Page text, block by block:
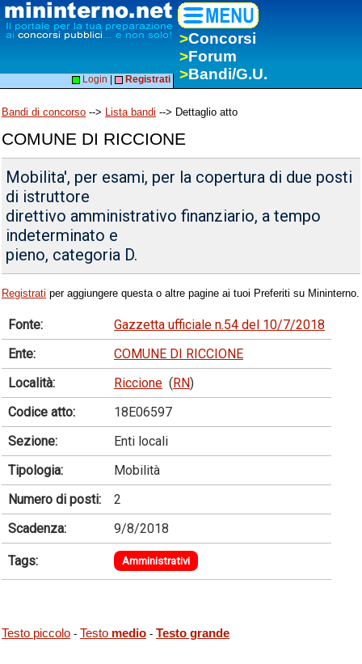
>Concorsi
>Forum
>Bandi/G.U.
Login Registrati
Bandi di concorso --> Lista bandi --> Dettaglio atto
COMUNE DI RICCIONE
Mobilita', per esami, per la copertura di due posti
di istruttore
direttivo amministrativo finanziario, a tempo
indeterminato e
pieno, categoria D.
Registrati per aggiungere questa o altre pagine ai tuoi Preferiti su Mininterno.
Fonte:
Gazzetta ufficiale n.54 del 10/7/2018
Ente:
COMUNE DI RICCIONE
Località:
Riccione (RN)
Codice atto:
18E06597
Sezione:
Enti locali
Tipologia:
Mobilità
Numero di posti:
2
Scadenza:
9/8/2018
Tags: Amministrativi
Testo piccolo - Testo medio - Testo grande